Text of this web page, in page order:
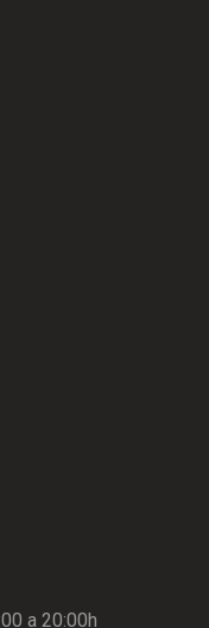
a 20:00h